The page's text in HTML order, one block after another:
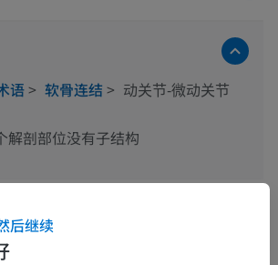
语> 软骨连结 > 动关节-微动关节
解剖部位没有子结构
后继续